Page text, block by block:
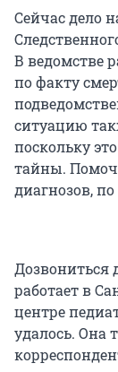
Сейчас дело
В ведомстве
по факту
ситуацию
поскольку
тайны.
диагнозов,
Дозвониться
работает в
центре
удалось. Она